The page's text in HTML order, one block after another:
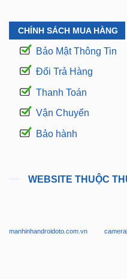
CHÍNH SÁCH MUA HÀNG
Bảo Mật Thông Tin
Đổi Trả Hàng
Thanh Toán
Vận Chuyển
Bảo hành
WEBSITE THUỘC
manhinhandroidoto.com.vn